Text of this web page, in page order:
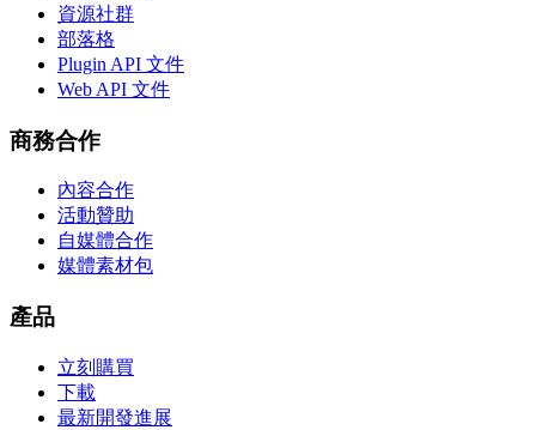
資源社群
部落格
Plugin API 文件
Web API 文件
商務合作
內容合作
活動贊助
自媒體合作
媒體素材包
產品
立刻購買
下載
最新開發進展